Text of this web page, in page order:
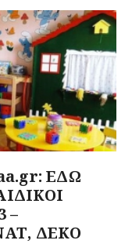
ΕΔΩ
–
ΔΕΚΟ